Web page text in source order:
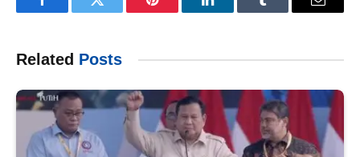
FacebookTwitter Pinterest LinkedInTumblr Email
Related Posts